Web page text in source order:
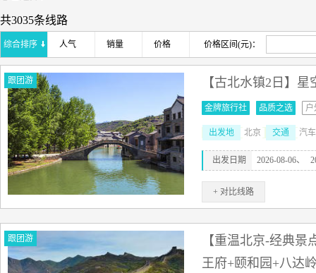
共3035条线路
综合排序 人气 销量 价格 价格区间(元)：
跟团游 【古北水镇2日】
金牌旅行社 品质之选 户
出发地 北京 交通 汽
出发日期 2026-08-06、
+ 对比线路
跟团游
【重温北京-经典
王府+颐和园+八达